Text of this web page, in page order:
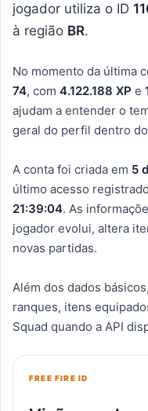
jogador utiliza o ID
à região BR.
No momento da última
74, com 4.122.188 XP e
ajudam a entender o
geral do perfil dentro
A conta foi criada em 5
último acesso
21:39:04. As
jogador evolui, altera
novas partidas.
Além dos dados
ranques, itens
Squad quando a API
FREE FIRE ID